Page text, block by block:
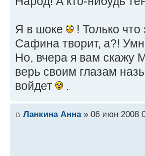
Я в шоке
! Только
Сафина творит, а?!
Но, вчера я вам
верь своим глазам
войдет
.
Ланкина Анна» 06 июн 2008